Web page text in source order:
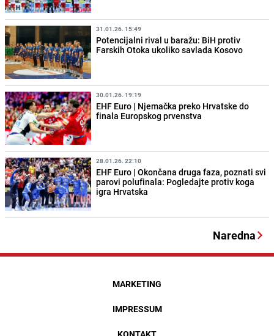
31.01.26. 15:49
Potencijalni rival u baražu: BiH protiv
Farskih Otoka ukoliko savlada Kosovo
30.01.26. 19:19
EHF Euro | Njemačka preko Hrvatske do
finala Europskog prvenstva
28.01.26. 22:10
EHF Euro | Okončana druga faza, poznati svi
parovi polufinala: Pogledajte protiv koga
igra Hrvatska
Naredna
MARKETING
IMPRESSUM